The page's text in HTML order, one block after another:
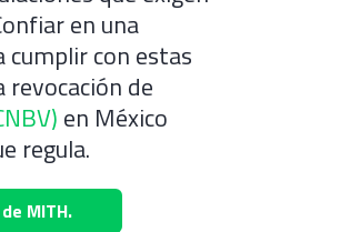
en una
cumplir con estas
revocación de
en México
regula.
MITH.